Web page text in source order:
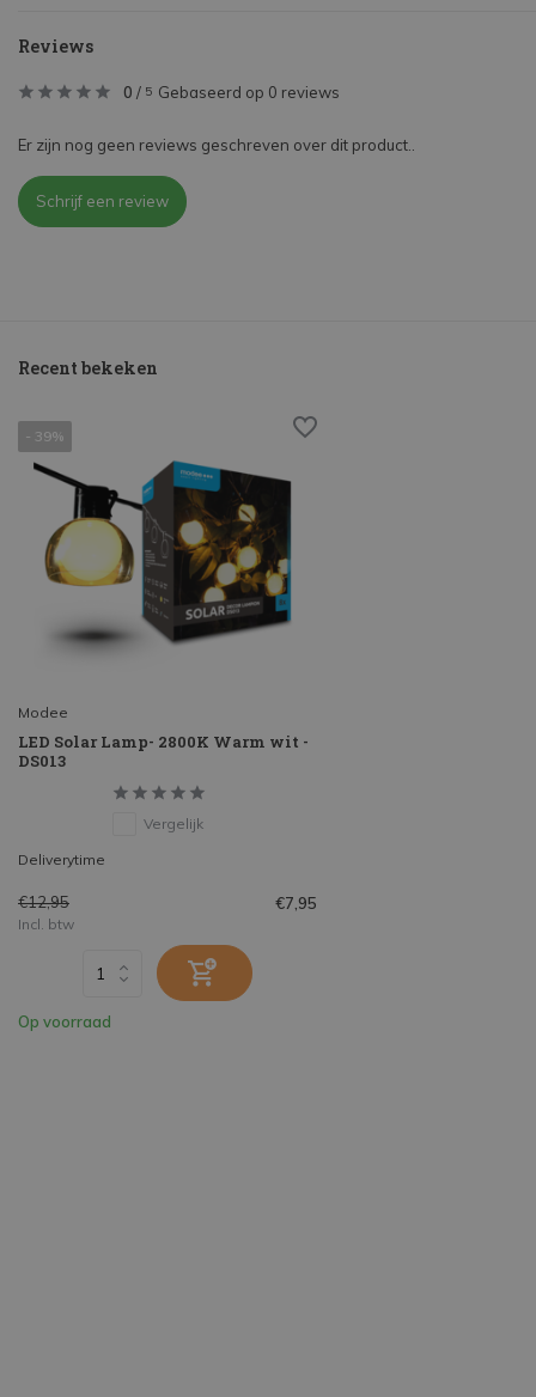
Reviews
0 / 5 Gebaseerd op 0 reviews
Er zijn nog geen reviews geschreven over dit product..
Schrijf een review
Recent bekeken
- 39%
Modee
LED Solar Lamp- 2800K Warm wit -
DS013
Vergelijk
Deliverytime
€12,95 €7,95
Incl. btw
Op voorraad